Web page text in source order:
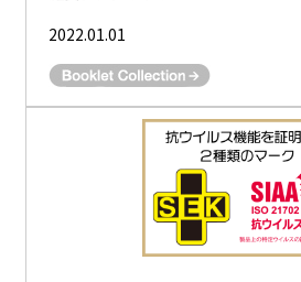
2022.01.01